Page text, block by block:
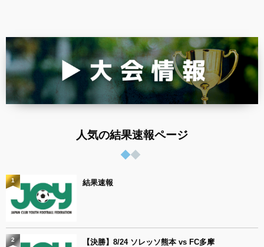
人気の結果速報ページ
結果速報
1
【決勝】8/24 ソレッソ熊本 vs FC多摩
2